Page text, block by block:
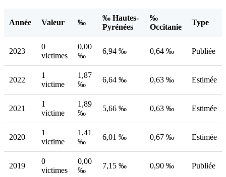
Année Valeur ‰
‰ Hautes-
Pyrénées
‰
Occitanie
Type
2023
0
victimes
0,00
‰
6,94 ‰ 0,64 ‰ Publiée
2022
1
victime
1,87
‰
6,64 ‰ 0,63 ‰ Estimée
2021
1
victime
1,89
‰
5,66 ‰ 0,63 ‰ Estimée
2020
1
victime
1,41
‰
6,01 ‰ 0,67 ‰ Estimée
2019
0
victimes
0,00
‰
7,15 ‰ 0,90 ‰ Publiée